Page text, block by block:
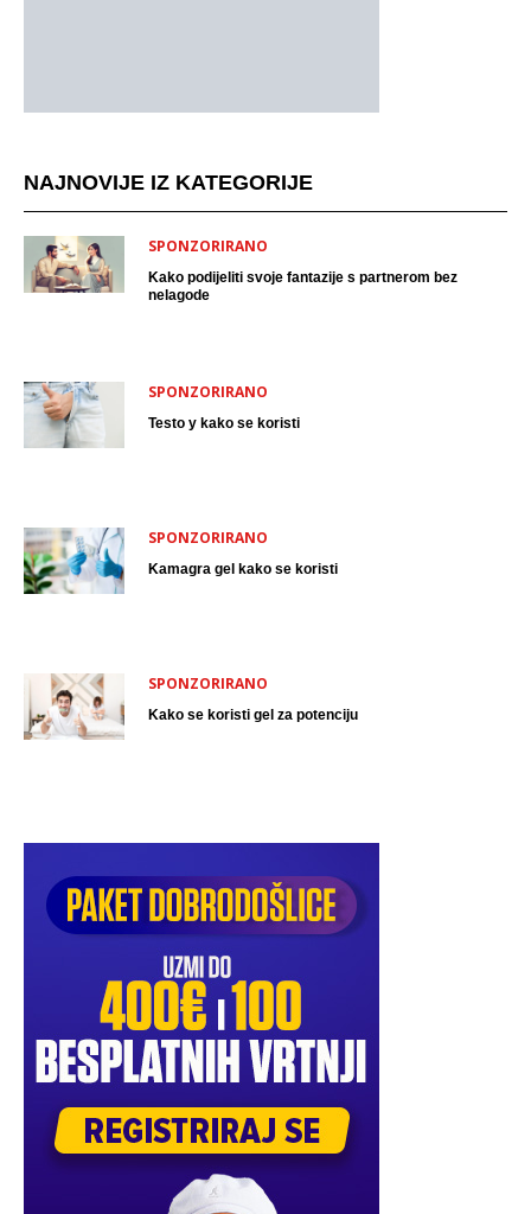
NAJNOVIJE IZ KATEGORIJE
SPONZORIRANO
Kako podijeliti svoje fantazije s partnerom bez
nelagode
SPONZORIRANO
Testo y kako se koristi
SPONZORIRANO
Kamagra gel kako se koristi
SPONZORIRANO
Kako se koristi gel za potenciju